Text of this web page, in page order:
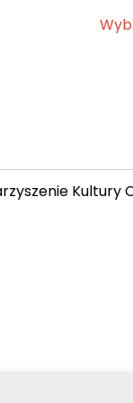
Kultury